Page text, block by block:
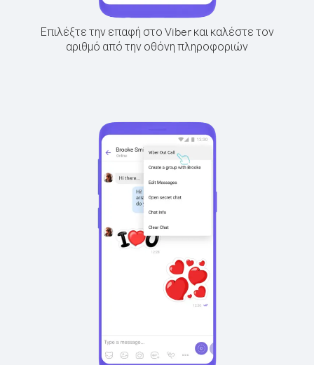
Επιλέξτε την επαφή στο Viber και καλέστε τον
αριθμό από την οθόνη πληροφοριών